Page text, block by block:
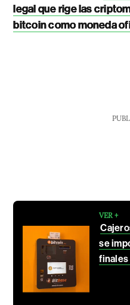
legal que rige las
bitcoin como moneda
VER +
se
finales